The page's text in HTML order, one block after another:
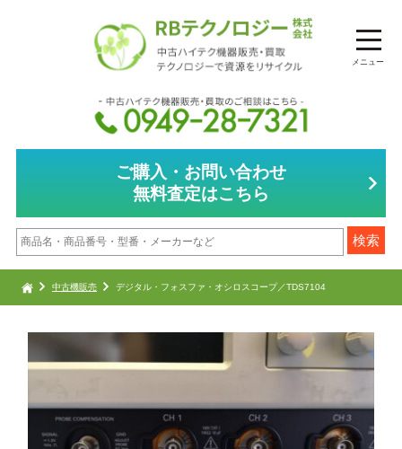
メニュー
ご購入・お問い合わせ
無料査定はこちら
中古機販売 デジタル・フォスファ・オシロスコープ／TDS7104